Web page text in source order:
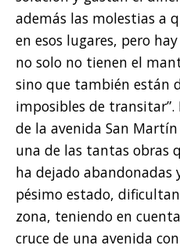
además las molestias a
en esos lugares, pero
no solo no tienen el
sino que también están
imposibles de transitar”.
de la avenida San
una de las tantas obras
ha dejado abandonadas
pésimo estado,
zona, teniendo en
cruce de una avenida